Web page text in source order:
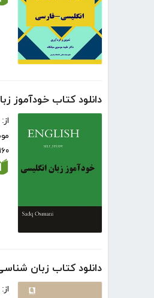
دانلود کتاب خودآموز
از:
۱۶۰ صفحه
دانلود کتاب زبان
از: